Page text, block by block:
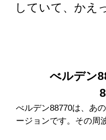
していて、かえ
べルデン
べルデン88770は、あ
ージョンです。その周